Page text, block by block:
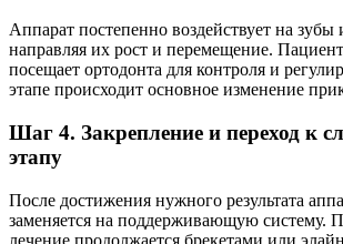
Аппарат постепенно воздействует на зубы
направляя их рост и перемещение.
посещает ортодонта для контроля и
этапе происходит основное изменение
Шаг 4. Закрепление и переход к
этапу
После достижения нужного результата
заменяется на поддерживающую систему.
лечение продолжается брекетами или